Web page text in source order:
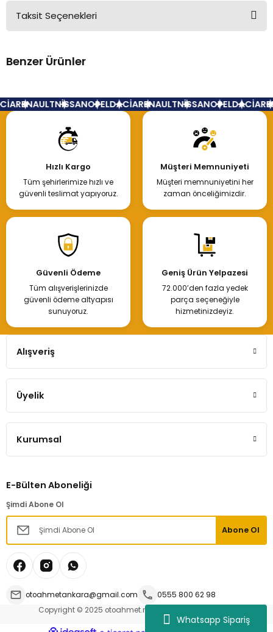
Whatsapp Sipariş
Bu ürüne ilk yorumu siz yapın!
Taksit Seçenekleri
Benzer Ürünler
30.000,00 TL
Hemen İncele
Megane 2 Laguna 2 Benzinli Silindir Kapağı
27.000,00 TL
Hemen İncele
Laguna 2 Megane 2 Scenic 2 Silindir Kapağı
Hemen İncele
Tükendi
Silindir Kapağı Laguna 2 Megane 2 Yağlı Okuyuculu
20.000,00 TL
RENAULTNİSSANOPELDACİARENAULTNİSSANOPELDACİA
Hızlı Kargo
Tüm şehirlerimize hızlı ve
güvenli teslimat yapıyoruz.
Müşteri Memnuniyeti
Müşteri memnuniyetini her
zaman önceliğimizdir.
Güvenli Ödeme
Tüm alışverişlerinizde
güvenli ödeme altyapısı
sunuyoruz.
Geniş Ürün Yelpazesi
72.000’den fazla yedek
parça seçeneğiyle
hizmetinizdeyiz.
Alışveriş
Üyelik
Kurumsal
E-Bülten Aboneliği
Şimdi Abone Ol
Abone Ol
otoahmetankara@gmail.com
0555 800 62 98
Copyright © 2025 otoahmet.net | Tüm hakları saklıdır.